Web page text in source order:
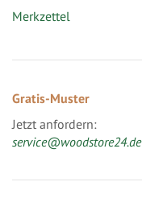
Merkzettel
Gratis-Muster
Jetzt anfordern:
service@woodstore24.de